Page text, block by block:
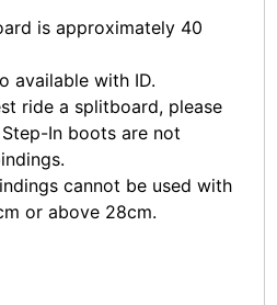
is approximately 40
available with ID.
ride a splitboard, please
In boots are not
cannot be used with
or above 28cm.